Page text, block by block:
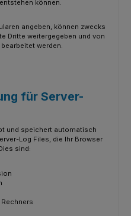
können.
angeben, können zwecks
Dritte weitergegeben und von
werden.
für Server-
und speichert automatisch
Log Files, die Ihr Browser
sind: